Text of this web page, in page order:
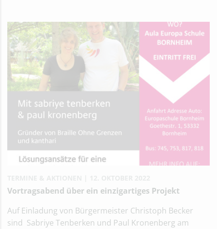
Vortragsabend über ein einzigartiges Projekt
Auf Einladung von Bürgermeister Christoph Becker
sind Sabriye Tenberken und Paul Kronenberg am